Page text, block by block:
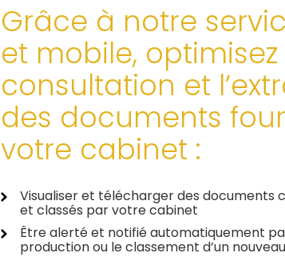
Grâce à notre
et mobile, optimisez
consultation et
des documents
votre cabinet :
Visualiser et télécharger des documents
et classés par votre cabinet
Être alerté et notifié automatiquement
production ou le classement d’un